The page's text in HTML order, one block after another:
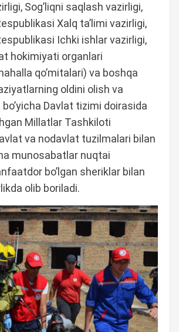
Sog’liqni saqlash vazirligi,
Xalq ta’limi vazirligi,
Ichki ishlar vazirligi,
hokimiyati organlari
qo’mitalari) va boshqa
oldini olish va
Davlat tizimi doirasida
Millatlar Tashkiloti
va nodavlat tuzilmalari bilan
munosabatlar nuqtai
bo’lgan sheriklar bilan
olib boriladi.